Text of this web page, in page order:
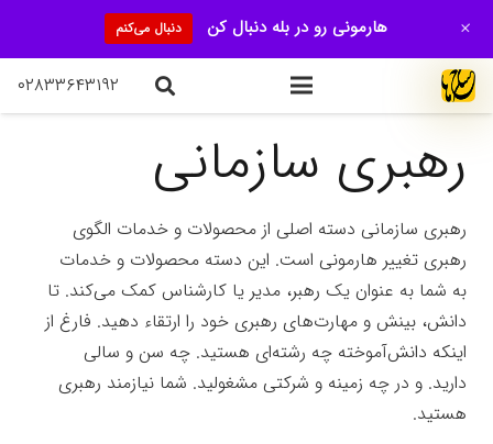
۰۲۸۳۳۶۴۳۱۹۲
رهبری سازمانی
رهبری سازمانی دسته اصلی از محصولات و خدمات الگوی
رهبری تغییر هارمونی است. این دسته محصولات و خدمات
به شما به عنوان یک رهبر، مدیر یا کارشناس کمک می‌کند. تا
دانش، بینش و مهارت‌های رهبری خود را ارتقاء دهید. فارغ از
اینکه دانش‌آموخته چه رشته‌ای هستید. چه سن و سالی
دارید. و در چه زمینه و شرکتی مشغولید. شما نیازمند رهبری
هستید.
هارمونی رو در بله دنبال کن دنبال می‌کنم +